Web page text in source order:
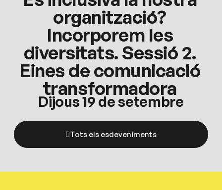
organització?
Incorporem les
diversitats. Sessió 2.
Eines de comunicació
transformadora
Dijous 19 de setembre
Tots els esdeveniments